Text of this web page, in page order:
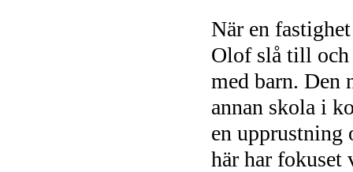
När en
Olof slå till och
med barn. Den
annan skola i
en upprustning
här har fokuset